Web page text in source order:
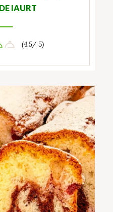
IAURT
(4.5/ 5)